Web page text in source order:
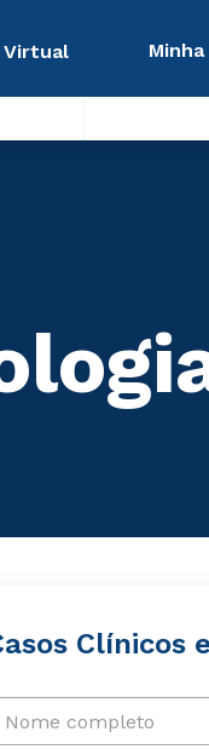
Virtual
Clínicos
Nome completo